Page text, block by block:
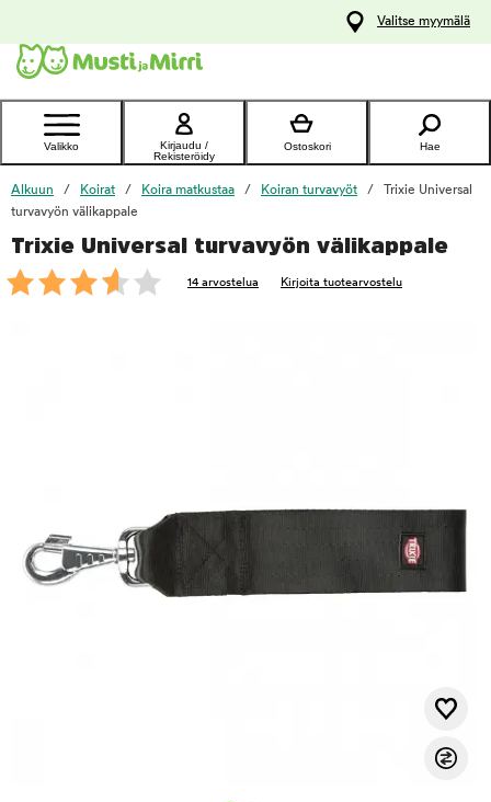
Ota yhteyttä
asiakaspalveluun
Valitse myymälä
Valikko
Kirjaudu /
Rekisteröidy
Ostoskori Hae
Alkuun Koirat Koira matkustaa Koiran turvavyöt
Trixie Universal
turvavyön välikappale
Trixie Universal turvavyön välikappale
14 arvostelua Kirjoita tuotearvostelu
foo